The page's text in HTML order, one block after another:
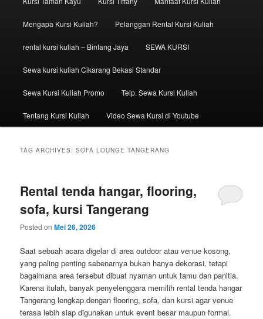
Mengapa Kursi Kuliah? Pelanggan Rental Kursi Kuliah
rental kursi kuliah – Bintang Jaya SEWA KURSI
Sewa kursi kuliah Cikarang Bekasi Standar
Sewa Kursi Kuliah Promo Telp. Sewa Kursi Kuliah
Tentang Kursi Kuliah Video Sewa Kursi di Youtube
TAG ARCHIVES:SOFA LOUNGE TANGERANG
Rental tenda hangar, flooring,
sofa, kursi Tangerang
Posted onMei 26, 2026
Saat sebuah acara digelar di area outdoor atau venue kosong,
yang paling penting sebenarnya bukan hanya dekorasi, tetapi
bagaimana area tersebut dibuat nyaman untuk tamu dan panitia.
Karena itulah, banyak penyelenggara memilih rental tenda hangar
Tangerang lengkap dengan flooring, sofa, dan kursi agar venue
terasa lebih siap digunakan untuk event besar maupun formal.